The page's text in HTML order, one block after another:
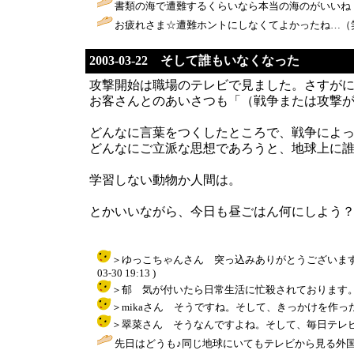
書類の海で遭難するくらいなら本当の海のがいい
お疲れさま☆遭難ホントにしなくてよかったね…
2003-03-22 そして誰もいなくなった
攻撃開始は職場のテレビで見ました。さすが
お客さんとのあいさつも「（戦争または攻撃
どんなに言葉をつくしたところで、戦争によ
どんなにご立派な思想であろうと、地球上に
学習しない動物か人間は。
とかいいながら、今日も昼ごはん何にしよう
＞ゆっこちゃんさん 突っ込みありがとうございま
03-30 19:13 )
＞郁 気が付いたら日常生活に忙殺されております
＞mikaさん そうですね。そして、きっかけを作っ
＞翠菜さん そうなんですよね。そして、毎日テレ
先日はどうも♪同じ地球にいてもテレビから見る外